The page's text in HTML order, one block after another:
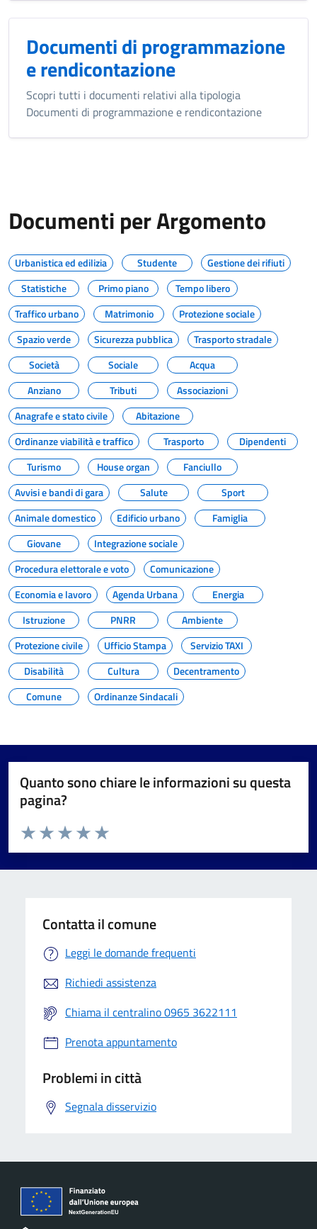
Documenti di programmazione
e rendicontazione
Scopri tutti i documenti relativi alla tipologia
Documenti di programmazione e rendicontazione
Documenti per Argomento
Urbanistica ed edilizia Studente
Gestione dei rifiuti
Statistiche
Primo piano
Tempo libero
Traffico urbano
Matrimonio
Protezione sociale
Spazio verde
Sicurezza pubblica
Trasporto stradale
Società
Sociale
Acqua
Anziano
Tributi
Associazioni
Anagrafe e stato civile
Abitazione
Ordinanze viabilità e traffico
Trasporto
Dipendenti
Turismo
House organ
Fanciullo
Avvisi e bandi di gara
Salute
Sport
Animale domestico
Edificio urbano
Famiglia
Giovane
Integrazione sociale
Procedura elettorale e voto
Comunicazione
Economia e lavoro
Agenda Urbana
Energia
Istruzione
PNRR
Ambiente
Protezione civile
Ufficio Stampa
Servizio TAXI
Disabilità
Cultura
Decentramento
Comune
Ordinanze Sindacali
Quanto sono chiare le informazioni su questa
pagina?
Valuta da 1 a 5 stelle la pagina
Valuta 5 stelle su 5
Valuta 4 stelle su 5
Valuta 3 stelle su 5
Valuta 2 stelle su 5
Valuta 1 stelle su 5
Contatta il comune
Leggi le domande frequenti
Richiedi assistenza
Chiama il centralino 0965 3622111
Prenota appuntamento
Problemi in città
Segnala disservizio